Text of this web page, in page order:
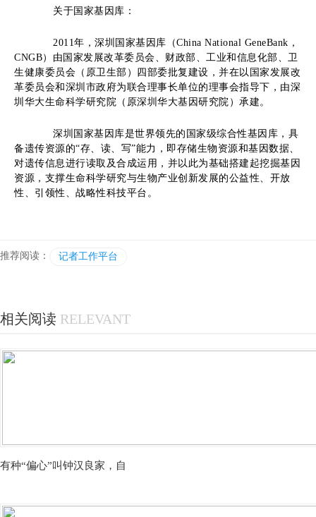
关于国家基因库：
2011年，深圳国家基因库（China National GeneBank，
CNGB）由国家发展改革委员会、财政部、工业和信息化部、卫
生健康委员会（原卫生部）四部委批复建设，并在以国家发展改
革委员会和深圳市政府为联合理事长单位的理事会指导下，由深
圳华大生命科学研究院（原深圳华大基因研究院）承建。
深圳国家基因库是世界领先的国家级综合性基因库，具
备遗传资源的“存、读、写”能力，即存储生物资源和基因数据、
对遗传信息进行读取及合成运用，并以此为基础搭建起挖掘基因
资源，支撑生命科学研究与生物产业创新发展的公益性、开放
性、引领性、战略性科技平台。
推荐阅读： 记者工作平台
相关阅读 RELEVANT
有种“偏心”叫钟汉良家，自